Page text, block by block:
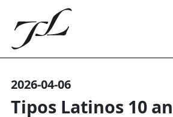
2026-04-06
Tipos Latinos 10